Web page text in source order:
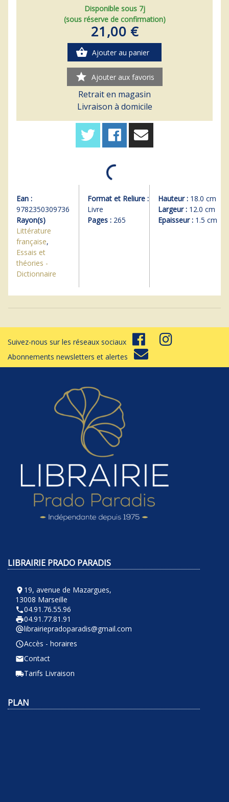
Disponible sous 7j
(sous réserve de confirmation)
21,00 €
shopping_basket Ajouter au panier
star Ajouter aux favoris
Retrait en magasin
Livraison à domicile
Ean :
9782350309736
Rayon(s)
Littérature
française,
Essais et
théories -
Dictionnaire
Format et Reliure :
Livre
Pages :265
Hauteur : 18.0 cm
Largeur : 12.0 cm
Epaisseur : 1.5 cm
Suivez-nous sur les réseaux sociaux
Abonnements newsletters et alertes
LIBRAIRIE PRADO PARADIS
room 19, avenue de Mazargues,
13008 Marseille
phone04.91.76.55.96
local_printshop04.91.77.81.91
alternate_emaillibrairiepradoparadis@gmail.com
query_builderAccès - horaires
emailContact
local_shippingTarifs Livraison
PLAN